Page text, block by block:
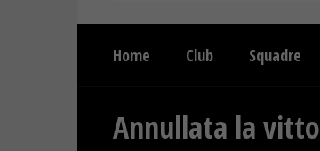
Home Club Squadre
Annullata la